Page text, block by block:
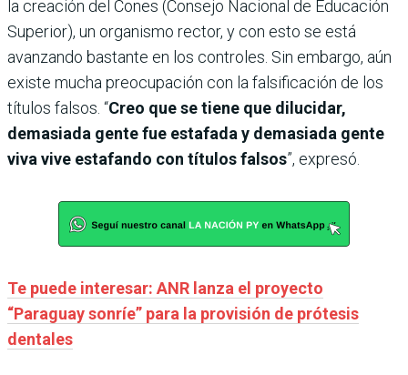
la creación del Cones (Consejo Nacional de Educación
Superior), un organismo rector, y con esto se está
avanzando bastante en los controles. Sin embargo, aún
existe mucha preocupación con la falsificación de los
títulos falsos. “Creo que se tiene que dilucidar,
demasiada gente fue estafada y demasiada gente
viva vive estafando con títulos falsos”, expresó.
Te puede interesar: ANR lanza el proyecto
“Paraguay sonríe” para la provisión de prótesis
dentales